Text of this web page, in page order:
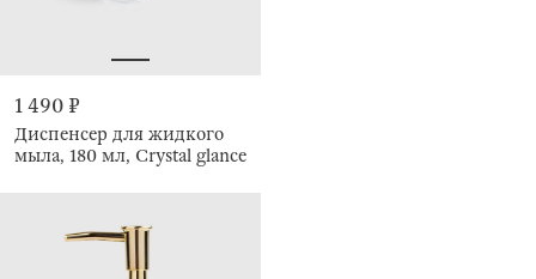
1 490 ₽
Диспенсер для жидкого
мыла, 180 мл, Crystal glance